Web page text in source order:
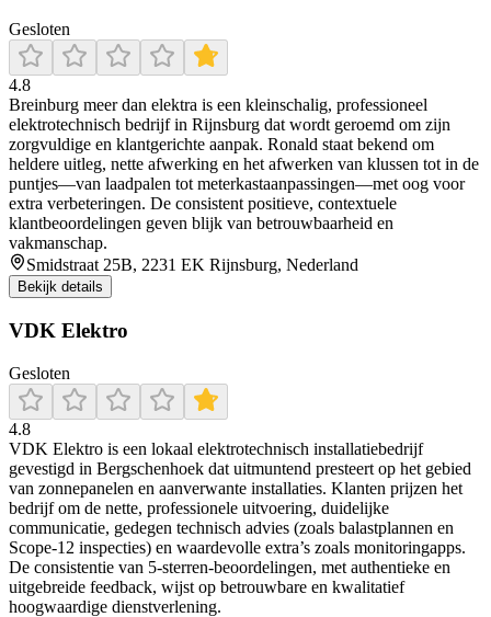
Gesloten
4.8
Breinburg meer dan elektra is een kleinschalig, professioneel
elektrotechnisch bedrijf in Rijnsburg dat wordt geroemd om zijn
zorgvuldige en klantgerichte aanpak. Ronald staat bekend om
heldere uitleg, nette afwerking en het afwerken van klussen tot in de
puntjes—van laadpalen tot meterkastaanpassingen—met oog voor
extra verbeteringen. De consistent positieve, contextuele
klantbeoordelingen geven blijk van betrouwbaarheid en
vakmanschap.
Smidstraat 25B, 2231 EK Rijnsburg, Nederland
Bekijk details
VDK Elektro
Gesloten
4.8
VDK Elektro is een lokaal elektrotechnisch installatiebedrijf
gevestigd in Bergschenhoek dat uitmuntend presteert op het gebied
van zonnepanelen en aanverwante installaties. Klanten prijzen het
bedrijf om de nette, professionele uitvoering, duidelijke
communicatie, gedegen technisch advies (zoals balastplannen en
Scope‑12 inspecties) en waardevolle extra’s zoals monitoringapps.
De consistentie van 5-sterren‑beoordelingen, met authentieke en
uitgebreide feedback, wijst op betrouwbare en kwalitatief
hoogwaardige dienstverlening.